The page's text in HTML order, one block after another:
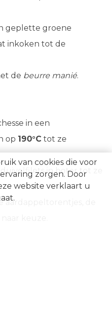
geplette groene
inkoken tot de
de beurre manié.
in een
op 190°C tot ze
in boter tot ze
aardappeltorentjes, de
keuze.
van cookies die voor
zorgen. Door
website verklaart u